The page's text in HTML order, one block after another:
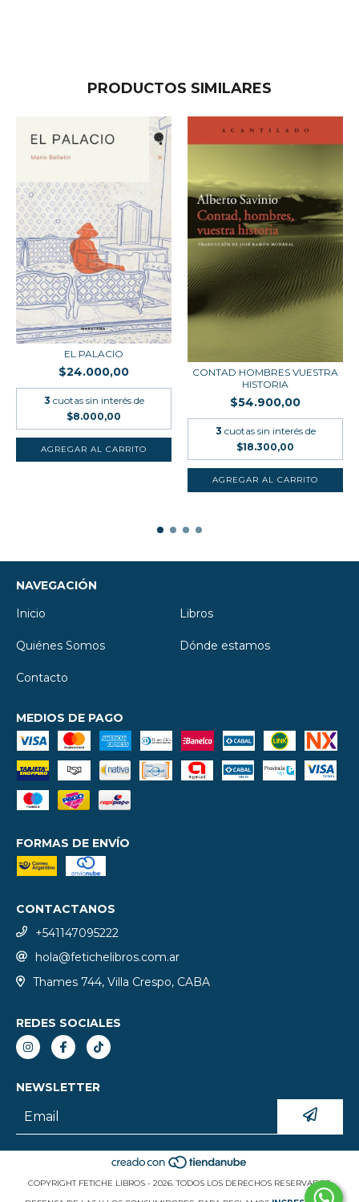
PRODUCTOS SIMILARES
EL PALACIO
$24.000,00
3 cuotas sin interés de
$8.000,00
CONTAD HOMBRES VUESTRA
HISTORIA
$54.900,00
3 cuotas sin interés de
$18.300,00
NAVEGACIÓN
Inicio
Libros
Quiénes Somos Dónde estamos
Contacto
MEDIOS DE PAGO
FORMAS DE ENVÍO
CONTACTANOS
+541147095222
hola@fetichelibros.com.ar
Thames 744, Villa Crespo, CABA
REDES SOCIALES
NEWSLETTER
COPYRIGHT FETICHE LIBROS - 2026. TODOS LOS DERECHOS RESERVADOS.